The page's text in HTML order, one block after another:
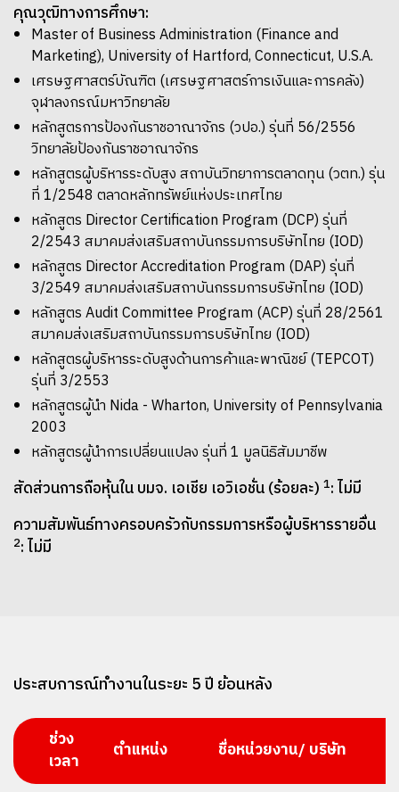
คุณวุฒิทางการศึกษา:
Master of Business Administration (Finance and
Marketing), University of Hartford, Connecticut, U.S.A.
เศรษฐศาสตร์บัณฑิต (เศรษฐศาสตร์การเงินและการคลัง)
จุฬาลงกรณ์มหาวิทยาลัย
หลักสูตรการป้องกันราชอาณาจักร (วปอ.) รุ่นที่ 56/2556
วิทยาลัยป้องกันราชอาณาจักร
หลักสูตรผู้บริหารระดับสูง สถาบันวิทยาการตลาดทุน (วตท.) รุ่น
ที่ 1/2548 ตลาดหลักทรัพย์แห่งประเทศไทย
หลักสูตร Director Certification Program (DCP) รุ่นที่
2/2543 สมาคมส่งเสริมสถาบันกรรมการบริษัทไทย (IOD)
หลักสูตร Director Accreditation Program (DAP) รุ่นที่
3/2549 สมาคมส่งเสริมสถาบันกรรมการบริษัทไทย (IOD)
หลักสูตร Audit Committee Program (ACP) รุ่นที่ 28/2561
สมาคมส่งเสริมสถาบันกรรมการบริษัทไทย (IOD)
หลักสูตรผู้บริหารระดับสูงด้านการค้าและพาณิชย์ (TEPCOT)
รุ่นที่ 3/2553
หลักสูตรผู้นำ Nida - Wharton, University of Pennsylvania
2003
หลักสูตรผู้นำการเปลี่ยนแปลง รุ่นที่ 1 มูลนิธิสัมมาชีพ
สัดส่วนการถือหุ้นใน บมจ. เอเชีย เอวิเอชั่น (ร้อยละ) 1: ไม่มี
ความสัมพันธ์ทางครอบครัวกับกรรมการหรือผู้บริหารรายอื่น
2: ไม่มี
ประสบการณ์ทํางานในระยะ 5 ปี ย้อนหลัง
ช่วง
เวลา
ตำแหน่ง ชื่อหน่วยงาน/ บริษัท